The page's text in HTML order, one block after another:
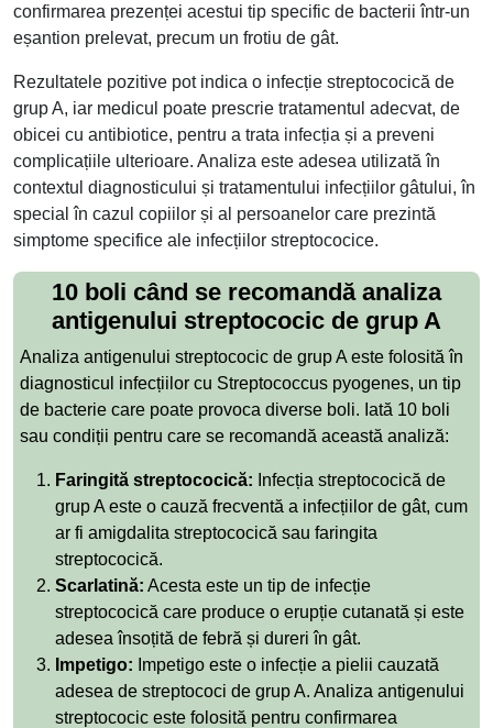
confirmarea prezenței acestui tip specific de bacterii într-un
eșantion prelevat, precum un frotiu de gât.
Rezultatele pozitive pot indica o infecție streptococică de
grup A, iar medicul poate prescrie tratamentul adecvat, de
obicei cu antibiotice, pentru a trata infecția și a preveni
complicațiile ulterioare. Analiza este adesea utilizată în
contextul diagnosticului și tratamentului infecțiilor gâtului, în
special în cazul copiilor și al persoanelor care prezintă
simptome specifice ale infecțiilor streptococice.
10 boli când se recomandă analiza
antigenului streptococic de grup A
Analiza antigenului streptococic de grup A este folosită în
diagnosticul infecțiilor cu Streptococcus pyogenes, un tip
de bacterie care poate provoca diverse boli. Iată 10 boli
sau condiții pentru care se recomandă această analiză:
Faringită streptococică: Infecția streptococică de
grup A este o cauză frecventă a infecțiilor de gât, cum
ar fi amigdalita streptococică sau faringita
streptococică.
Scarlatină: Acesta este un tip de infecție
streptococică care produce o erupție cutanată și este
adesea însoțită de febră și dureri în gât.
Impetigo: Impetigo este o infecție a pielii cauzată
adesea de streptococi de grup A. Analiza antigenului
streptococic este folosită pentru confirmarea